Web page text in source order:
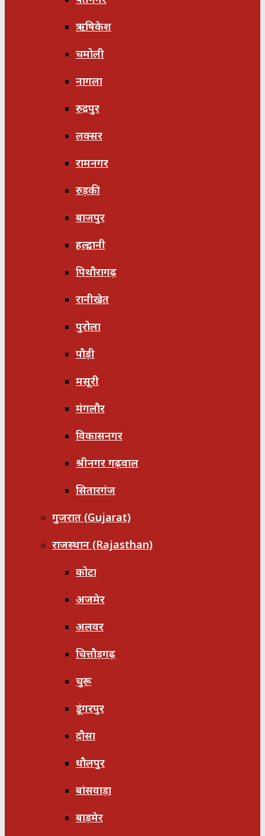
ऋषिकेश
चमोली
नागला
रुद्रपुर
लक्सर
रामनगर
रुड़की
बाजपुर
हल्द्वानी
पिथौरागढ़
रानीखेत
पुरोला
पौड़ी
मसूरी
मंगलौर
विकासनगर
श्रीनगर गढ़वाल
सितारगंज
गुजरात (Gujarat)
राजस्थान (Rajasthan)
कोटा
अजमेर
अलवर
चित्तौड़गढ़
चुरू
डूंगरपुर
दौसा
धौलपुर
बांसवाड़ा
बाड़मेर